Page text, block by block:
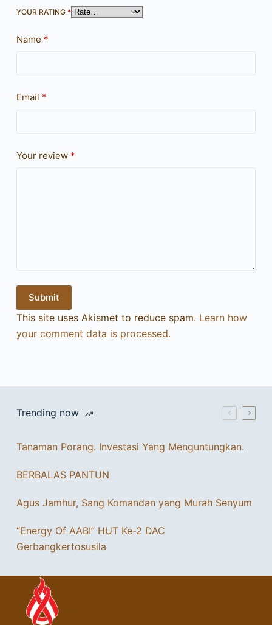
YOUR RATING *
Name *
Email *
Your review *
Submit
This site uses Akismet to reduce spam. Learn how
your comment data is processed.
Trending now
Tanaman Porang. Investasi Yang Menguntungkan.
BERBALAS PANTUN
Agus Jamhur, Sang Komandan yang Murah Senyum
“Energy Of AABI” HUT Ke-2 DAC
Gerbangkertosusila